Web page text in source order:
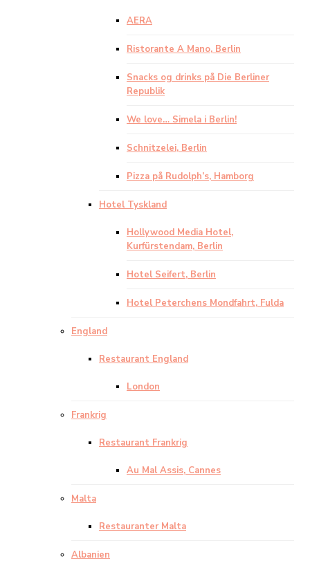
AERA
Ristorante A Mano, Berlin
Snacks og drinks på Die Berliner
Republik
We love… Simela i Berlin!
Schnitzelei, Berlin
Pizza på Rudolph’s, Hamborg
Hotel Tyskland
Hollywood Media Hotel,
Kurfürstendam, Berlin
Hotel Seifert, Berlin
Hotel Peterchens Mondfahrt, Fulda
England
Restaurant England
London
Frankrig
Restaurant Frankrig
Au Mal Assis, Cannes
Malta
Restauranter Malta
Albanien